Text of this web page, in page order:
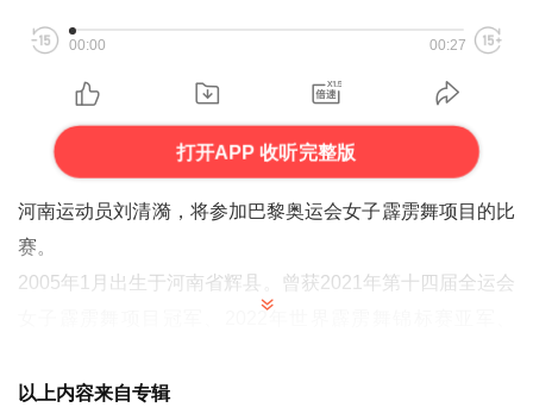
00:00 00:27
打开APP 收听完整版
河南运动员刘清漪，将参加巴黎奥运会女子霹雳舞项目的比
赛。
2005年1月出生于河南省辉县。曾获2021年第十四届全运会
以上内容来自专辑